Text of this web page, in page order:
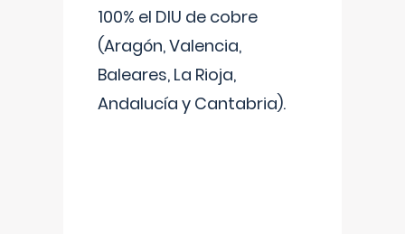
100% el DIU de cobre
(Aragón, Valencia,
Baleares, La Rioja,
Andalucía y Cantabria).